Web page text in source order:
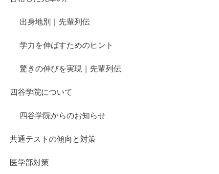
出身地別｜先輩列伝
学力を伸ばすためのヒント
驚きの伸びを実現｜先輩列伝
四谷学院について
四谷学院からのお知らせ
共通テストの傾向と対策
医学部対策